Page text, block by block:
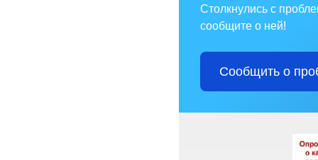
Столкнулись с
сообщите о ней!
Сообщить о